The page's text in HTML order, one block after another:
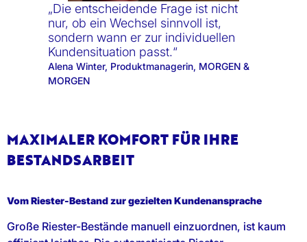
„Die entscheidende Frage ist nicht
nur, ob ein Wechsel sinnvoll ist,
sondern wann er zur individuellen
Kundensituation passt.“
Alena Winter, Produktmanagerin, MORGEN &
MORGEN
MAXIMALER KOMFORT FÜR IHRE
BESTANDSARBEIT
Vom Riester-Bestand zur gezielten Kundenansprache
Große Riester-Bestände manuell einzuordnen, ist kaum